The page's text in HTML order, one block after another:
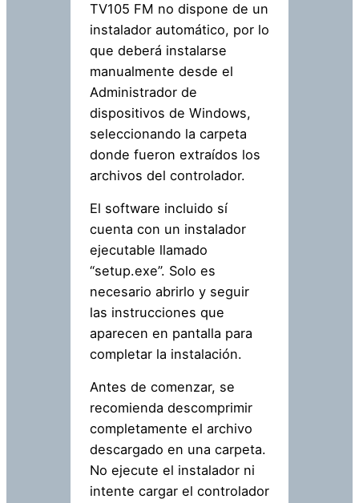
TV105 FM no dispone de un
instalador automático, por lo
que deberá instalarse
manualmente desde el
Administrador de
dispositivos de Windows,
seleccionando la carpeta
donde fueron extraídos los
archivos del controlador.
El software incluido sí
cuenta con un instalador
ejecutable llamado
“setup.exe”. Solo es
necesario abrirlo y seguir
las instrucciones que
aparecen en pantalla para
completar la instalación.
Antes de comenzar, se
recomienda descomprimir
completamente el archivo
descargado en una carpeta.
No ejecute el instalador ni
intente cargar el controlador